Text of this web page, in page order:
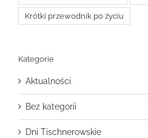
Krótki przewodnik po życiu
Kategorie
Aktualności
Bez kategorii
Dni Tischnerowskie